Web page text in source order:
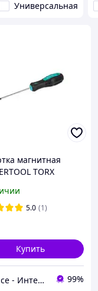
Универсальная
магнитная
TORX
49-0151
5.0 (1)
Купить
LuxPrice - Интернет магазин инструментов и автоаксессуаров 99%